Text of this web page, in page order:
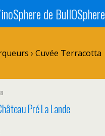
de BullOSphere
› Cuvée Terracotta
Pré La Lande